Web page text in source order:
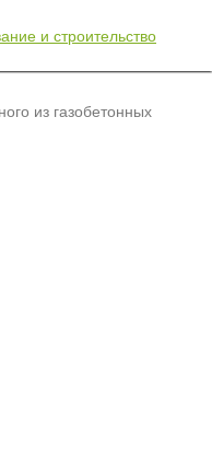
из газобетонных